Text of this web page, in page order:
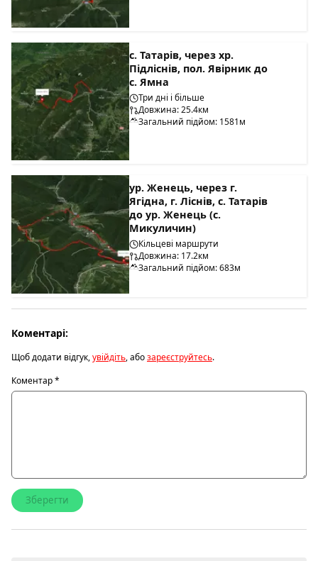
с. Татарів, через хр.
Підліснів, пол. Явірник до
с. Ямна
Три дні і більше
Довжина: 25.4км
Загальний підйом: 1581м
ур. Женець, через г.
Ягідна, г. Ліснів, с. Татарів
до ур. Женець (с.
Микуличин)
Кільцеві маршрути
Довжина: 17.2км
Загальний підйом: 683м
Коментарі:
Щоб додати відгук,увійдіть, абозареєструйтесь.
Коментар*